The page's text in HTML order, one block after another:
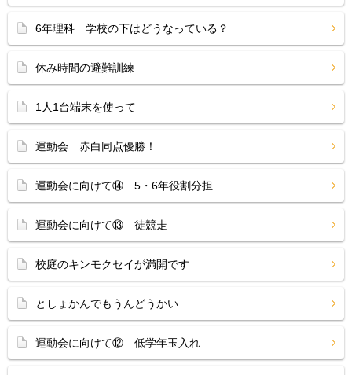
6年理科 学校の下はどうなっている？
休み時間の避難訓練
1人1台端末を使って
運動会 赤白同点優勝！
運動会に向けて⑭ 5・6年役割分担
運動会に向けて⑬ 徒競走
校庭のキンモクセイが満開です
としょかんでもうんどうかい
運動会に向けて⑫ 低学年玉入れ